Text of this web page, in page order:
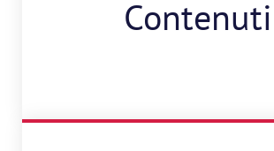
Contenuti